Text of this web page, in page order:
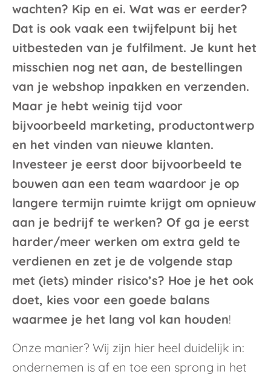
wachten? Kip en ei. Wat was er eerder?
Dat is ook vaak een twijfelpunt bij het
uitbesteden van je fulfilment. Je kunt het
misschien nog net aan, de bestellingen
van je webshop inpakken en verzenden.
Maar je hebt weinig tijd voor
bijvoorbeeld marketing, productontwerp
en het vinden van nieuwe klanten.
Investeer je eerst door bijvoorbeeld te
bouwen aan een team waardoor je op
langere termijn ruimte krijgt om opnieuw
aan je bedrijf te werken? Of ga je eerst
harder/meer werken om extra geld te
verdienen en zet je de volgende stap
met (iets) minder risico’s? Hoe je het ook
doet, kies voor een goede balans
waarmee je het lang vol kan houden!
Onze manier? Wij zijn hier heel duidelijk in:
ondernemen is af en toe een sprong in het